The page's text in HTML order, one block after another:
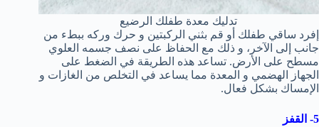
تدليك معدة طفلك الرضيع
إفرد ساقي طفلك أو قم بثني الركبتين و حرك وركه ببطء من
جانب إلى الآخر، و ذلك مع الحفاظ على نصف جسمه العلوي
مسطح على الأرض. تساعد هذه الطريقة في الضغط على
الجهاز الهضمي و المعدة مما يساعد في التخلص من الغازات و
الإمساك بشكل فعال.
5- القفز